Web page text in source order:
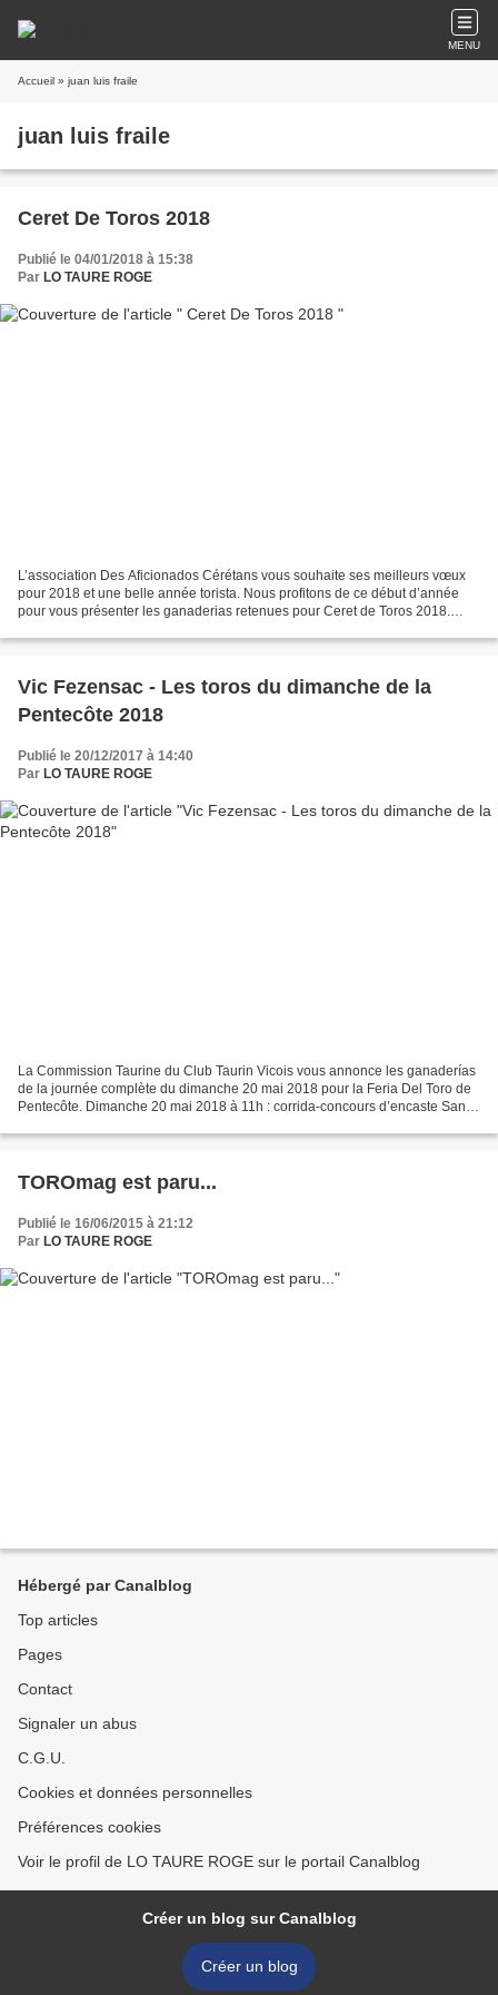
MENU
Accueil » juan luis fraile
juan luis fraile
Ceret De Toros 2018
Publié le 04/01/2018 à 15:38
Par LO TAURE ROGE
L’association Des Aficionados Cérétans vous souhaite ses meilleurs vœux
pour 2018 et une belle année torista. Nous profitons de ce début d’année
pour vous présenter les ganaderias retenues pour Ceret de Toros 2018.
Vic Fezensac - Les toros du dimanche de la
Pentecôte 2018
Publié le 20/12/2017 à 14:40
Par LO TAURE ROGE
La Commission Taurine du Club Taurin Vicois vous annonce les ganaderías
de la journée complète du dimanche 20 mai 2018 pour la Feria Del Toro de
Pentecôte. Dimanche 20 mai 2018 à 11h : corrida-concours d’encaste Santa
TOROmag est paru...
Publié le 16/06/2015 à 21:12
Par LO TAURE ROGE
Hébergé par Canalblog
Top articles
Pages
Contact
Signaler un abus
C.G.U.
Cookies et données personnelles
Préférences cookies
Voir le profil de LO TAURE ROGE sur le portail Canalblog
Créer un blog sur Canalblog
Créer un blog